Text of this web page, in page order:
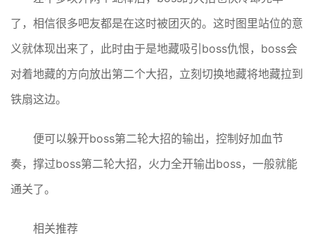
了，相信很多吧友都是在这时被团灭的。这时图里站位的意
义就体现出来了，此时由于是地藏吸引boss仇恨，boss会
对着地藏的方向放出第二个大招，立刻切换地藏将地藏拉到
铁扇这边。
便可以躲开boss第二轮大招的输出，控制好加血节
奏，撑过boss第二轮大招，火力全开输出boss，一般就能
通关了。
相关推荐